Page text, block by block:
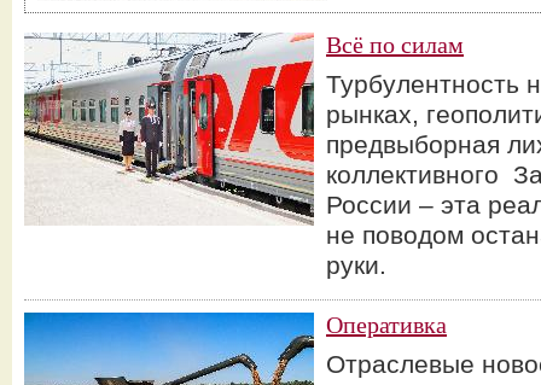
Всё по силам
Турбулентность
рынках,
предвыборная
коллективного
России – эта
не поводом
руки.
Оперативка
Отраслевые